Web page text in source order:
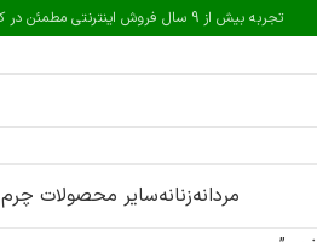
تجربه بیش از 9 سال فروش اینترنتی مطمئن در کنار شما
مردانهزنانهسایر محصولات چرم